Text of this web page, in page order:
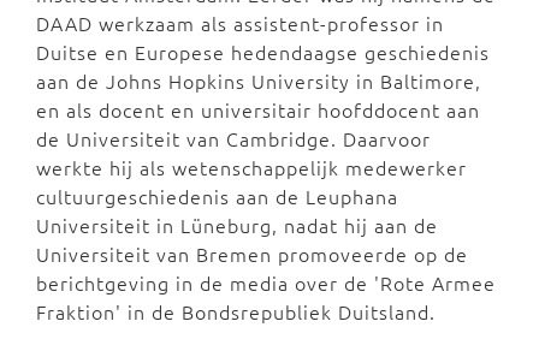
DAAD werkzaam als assistent-professor in
Duitse en Europese hedendaagse geschiedenis
aan de Johns Hopkins University in Baltimore,
en als docent en universitair hoofddocent aan
de Universiteit van Cambridge. Daarvoor
werkte hij als wetenschappelijk medewerker
cultuurgeschiedenis aan de Leuphana
Universiteit in Lüneburg, nadat hij aan de
Universiteit van Bremen promoveerde op de
berichtgeving in de media over de 'Rote Armee
Fraktion' in de Bondsrepubliek Duitsland.